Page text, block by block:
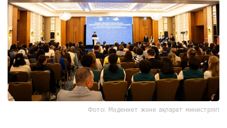
Фото: Мәдениет және ақпарат министрлігі